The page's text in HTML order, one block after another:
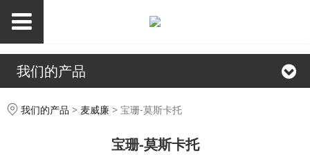
我们的产品
宝珊-莫斯卡托
我们的产品 > 麦威廉 > 宝珊-莫斯卡托
宝珊-莫斯卡托